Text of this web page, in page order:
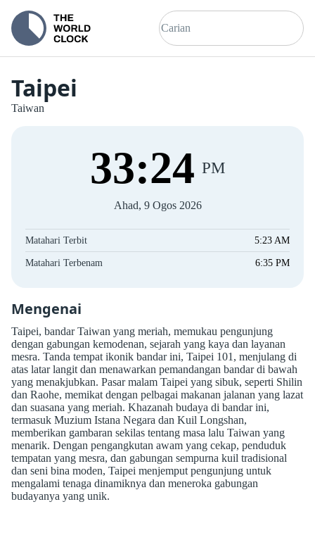
Taipei
Taiwan
33:24 PM
Ahad, 9 Ogos 2026
Matahari Terbit 5:23 AM
Matahari Terbenam 6:35 PM
Mengenai
Taipei, bandar Taiwan yang meriah, memukau pengunjung
dengan gabungan kemodenan, sejarah yang kaya dan layanan
mesra. Tanda tempat ikonik bandar ini, Taipei 101, menjulang di
atas latar langit dan menawarkan pemandangan bandar di bawah
yang menakjubkan. Pasar malam Taipei yang sibuk, seperti Shilin
dan Raohe, memikat dengan pelbagai makanan jalanan yang lazat
dan suasana yang meriah. Khazanah budaya di bandar ini,
termasuk Muzium Istana Negara dan Kuil Longshan,
memberikan gambaran sekilas tentang masa lalu Taiwan yang
menarik. Dengan pengangkutan awam yang cekap, penduduk
tempatan yang mesra, dan gabungan sempurna kuil tradisional
dan seni bina moden, Taipei menjemput pengunjung untuk
mengalami tenaga dinamiknya dan meneroka gabungan
budayanya yang unik.